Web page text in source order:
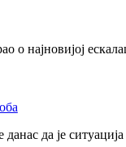
о најновијој
да је